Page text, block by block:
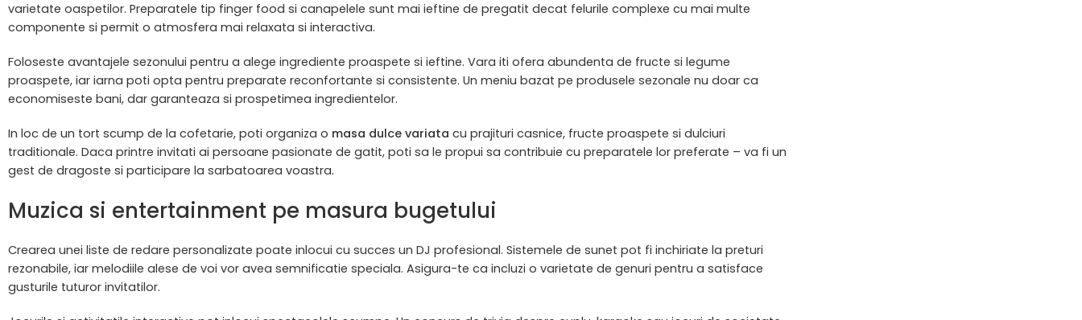
varietate oaspetilor. Preparatele tip finger food si canapelele sunt mai ieftine de pregatit decat felurile complexe cu mai multe
componente si permit o atmosfera mai relaxata si interactiva.
Foloseste avantajele sezonului pentru a alege ingrediente proaspete si ieftine. Vara iti ofera abundenta de fructe si legume
proaspete, iar iarna poti opta pentru preparate reconfortante si consistente. Un meniu bazat pe produsele sezonale nu doar ca
economiseste bani, dar garanteaza si prospetimea ingredientelor.
In loc de un tort scump de la cofetarie, poti organiza o masa dulce variata cu prajituri casnice, fructe proaspete si dulciuri
traditionale. Daca printre invitati ai persoane pasionate de gatit, poti sa le propui sa contribuie cu preparatele lor preferate – va fi un
gest de dragoste si participare la sarbatoarea voastra.
Muzica si entertainment pe masura bugetului
Crearea unei liste de redare personalizate poate inlocui cu succes un DJ profesional. Sistemele de sunet pot fi inchiriate la preturi
rezonabile, iar melodiile alese de voi vor avea semnificatie speciala. Asigura-te ca incluzi o varietate de genuri pentru a satisface
gusturile tuturor invitatilor.